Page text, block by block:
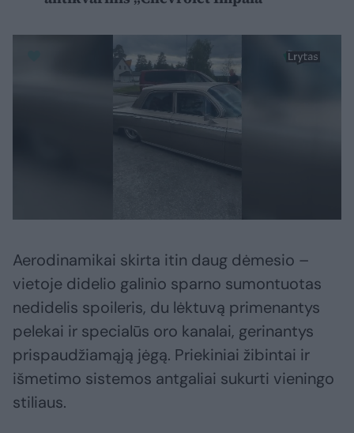
Aerodinamikai skirta itin daug dėmesio –
vietoje didelio galinio sparno sumontuotas
nedidelis spoileris, du lėktuvą primenantys
pelekai ir specialūs oro kanalai, gerinantys
prispaudžiamąją jėgą. Priekiniai žibintai ir
išmetimo sistemos antgaliai sukurti vieningo
stiliaus.